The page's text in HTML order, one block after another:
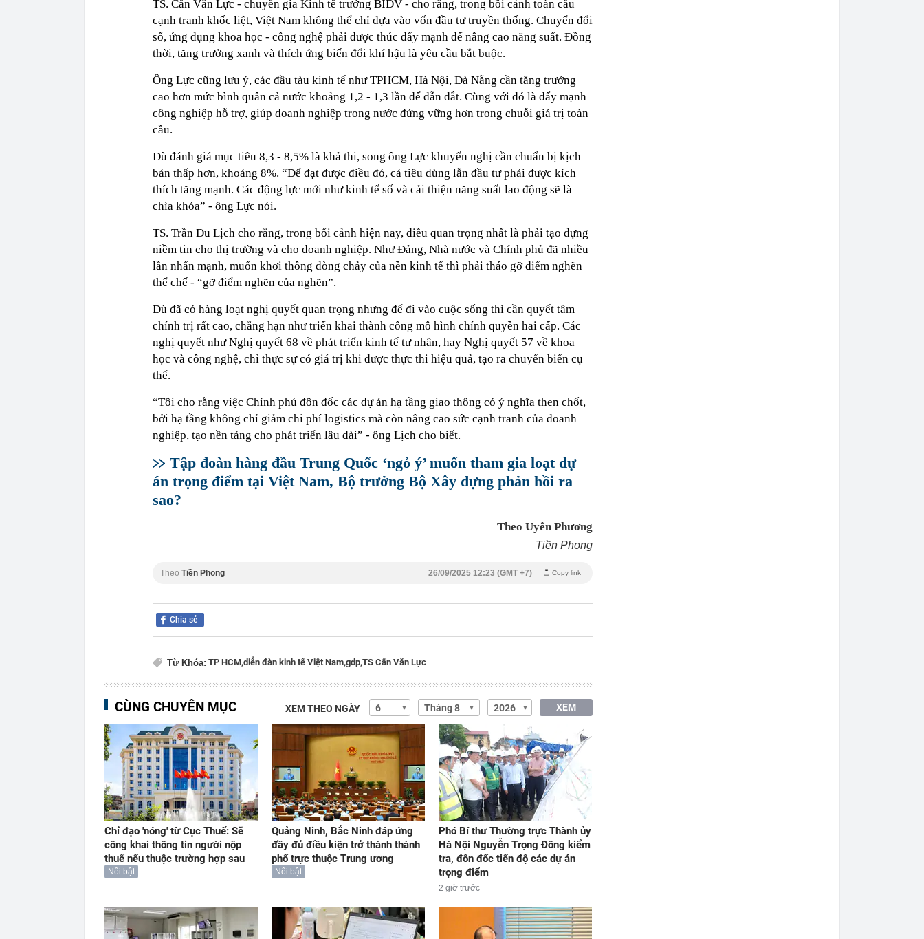
TS. Cấn Văn Lực - chuyên gia Kinh tế trưởng BIDV - cho rằng, trong bối cảnh toàn cầu
cạnh tranh khốc liệt, Việt Nam không thể chỉ dựa vào vốn đầu tư truyền thống. Chuyển đổi
số, ứng dụng khoa học - công nghệ phải được thúc đẩy mạnh để nâng cao năng suất. Đồng
thời, tăng trưởng xanh và thích ứng biến đổi khí hậu là yêu cầu bắt buộc.
Ông Lực cũng lưu ý, các đầu tàu kinh tế như TPHCM, Hà Nội, Đà Nẵng cần tăng trưởng
cao hơn mức bình quân cả nước khoảng 1,2 - 1,3 lần để dẫn dắt. Cùng với đó là đẩy mạnh
công nghiệp hỗ trợ, giúp doanh nghiệp trong nước đứng vững hơn trong chuỗi giá trị toàn
cầu.
Dù đánh giá mục tiêu 8,3 - 8,5% là khả thi, song ông Lực khuyến nghị cần chuẩn bị kịch
bản thấp hơn, khoảng 8%. “Để đạt được điều đó, cả tiêu dùng lẫn đầu tư phải được kích
thích tăng mạnh. Các động lực mới như kinh tế số và cải thiện năng suất lao động sẽ là
chìa khóa” - ông Lực nói.
TS. Trần Du Lịch cho rằng, trong bối cảnh hiện nay, điều quan trọng nhất là phải tạo dựng
niềm tin cho thị trường và cho doanh nghiệp. Như Đảng, Nhà nước và Chính phủ đã nhiều
lần nhấn mạnh, muốn khơi thông dòng chảy của nền kinh tế thì phải tháo gỡ điểm nghẽn
thể chế - “gỡ điểm nghẽn của nghẽn”.
Dù đã có hàng loạt nghị quyết quan trọng nhưng để đi vào cuộc sống thì cần quyết tâm
chính trị rất cao, chẳng hạn như triển khai thành công mô hình chính quyền hai cấp. Các
nghị quyết như Nghị quyết 68 về phát triển kinh tế tư nhân, hay Nghị quyết 57 về khoa
học và công nghệ, chỉ thực sự có giá trị khi được thực thi hiệu quả, tạo ra chuyển biến cụ
thể.
“Tôi cho rằng việc Chính phủ đôn đốc các dự án hạ tầng giao thông có ý nghĩa then chốt,
bởi hạ tầng không chỉ giảm chi phí logistics mà còn nâng cao sức cạnh tranh của doanh
nghiệp, tạo nền tảng cho phát triển lâu dài” - ông Lịch cho biết.
Tập đoàn hàng đầu Trung Quốc ‘ngỏ ý’ muốn tham gia loạt dự
án trọng điểm tại Việt Nam, Bộ trưởng Bộ Xây dựng phản hồi ra
sao?
Theo Uyên Phương
Tiền Phong
Theo Tiền Phong Copy link
26/09/2025 12:23 (GMT +7)
Chia sẻ
Từ Khóa: TP HCM,diễn đàn kinh tế Việt Nam,gdp,TS Cấn Văn Lực
CÙNG CHUYÊN MỤC XEM THEO NGÀY XEM
Chỉ đạo 'nóng' từ Cục Thuế: Sẽ
công khai thông tin người nộp
thuế nếu thuộc trường hợp sau
Nổi bật
Quảng Ninh, Bắc Ninh đáp ứng
đầy đủ điều kiện trở thành thành
phố trực thuộc Trung ương
Nổi bật
Phó Bí thư Thường trực Thành ủy
Hà Nội Nguyễn Trọng Đông kiểm
tra, đôn đốc tiến độ các dự án
trọng điểm
2 giờ trước